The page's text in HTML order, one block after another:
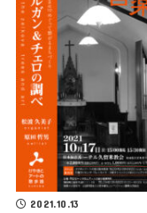
2021.10.13